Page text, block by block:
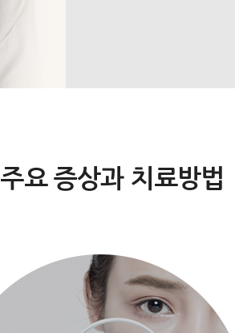
주요 증상과 치료방법